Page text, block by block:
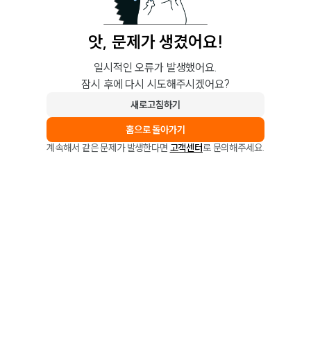
앗, 문제가 생겼어요!
일시적인 오류가 발생했어요.
잠시 후에 다시 시도해주시겠어요?
새로고침하기
홈으로 돌아가기
계속해서 같은 문제가 발생한다면 고객센터로 문의해주세요.